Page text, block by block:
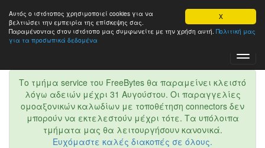
X
Αυτός ο ιστότοπος χρησιμοποιεί cookies για να
βελτιώσει την εμπειρία της επίσκεψης σας.
Παραμένοντας στον ιστότοπo μας συμφωνείτε με την χρήση αυτή. Πολιτική μας
για τα προσωπικά δεδομένα
Το τμήμα service του FreeBytes θα παραμείνει κλειστό
λόγω αδειών μέχρι 31 Αυγούστου. Οι παραγγελίες
ομοαξονικών καλωδίων με τοποθέτηση connectors δεν
μπορούν να εκτελεστούν μέχρι τότε. Τα υπόλοιπα
τμήματα μας θα λειτουργήσουν κανονικά.
Ευχόμαστε καλές διακοπές σε όλους.